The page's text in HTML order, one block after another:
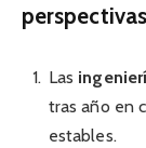
perspectivas
Las
tras año en
estables.